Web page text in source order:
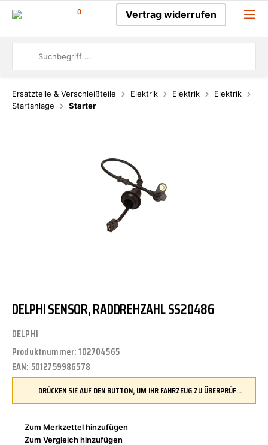
0 Vertrag widerrufen
Ersatzteile & Verschleißteile Elektrik Elektrik
Elektrik
Startanlage
Starter
DELPHI SENSOR, RADDREHZAHL SS20486
DELPHI
Produktnummer:102704565
EAN: 5012759986578
DRÜCKEN SIE AUF DEN BUTTON, UM IHR FAHRZEUG ZU ÜBERPRÜFEN UND SICHERZUSTELLEN, DASS DIESES TEIL KOMPATIBEL IST, BEVOR SIE ES BESTELLEN
Zum Merkzettel hinzufügen
Zum Vergleich hinzufügen